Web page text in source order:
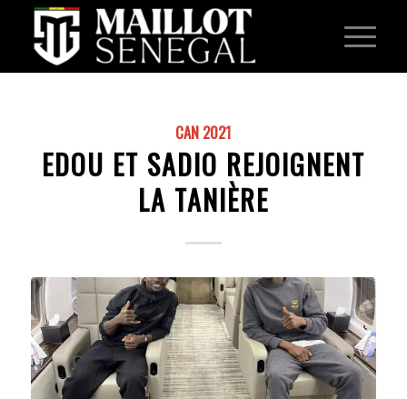
CAN 2021
EDOU ET SADIO REJOIGNENT
LA TANIÈRE